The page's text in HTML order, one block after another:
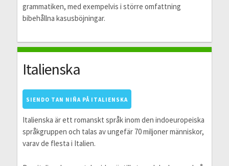
grammatiken, med exempelvis i större omfattning
bibehållna kasusböjningar.
Italienska
SIENDO TAN NIÑA PÅ ITALIENSKA
Italienska är ett romanskt språk inom den indoeuropeiska
språkgruppen och talas av ungefär 70 miljoner människor,
varav de flesta i Italien.